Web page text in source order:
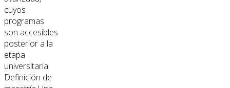
cuyos
programas
son accesibles
posterior a la
etapa
universitaria.
Definición de